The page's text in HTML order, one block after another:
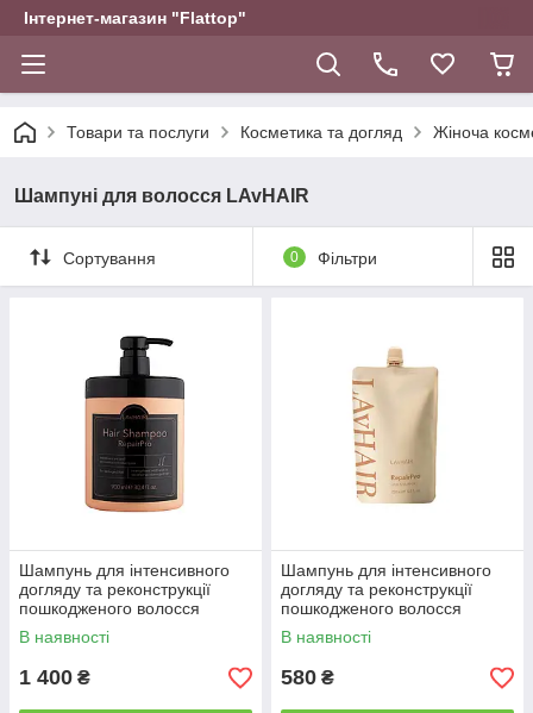
Інтернет-магазин "Flattop"
Товари та послуги Косметика та догляд Жіноча
Шампуні для волосся LAvHAIR
Сортування 0 Фільтри
Шампунь для інтенсивного
догляду та реконструкції
пошкодженого волосся
LAvHAIR RepairPro, 900 мл
(RepairProshampoo900)
В наявності
1 400 ₴
Шампунь для інтенсивного
догляду та реконструкції
пошкодженого волосся
LAvHAIR RepairPro, 250 мл
(RepairProshampoo250)
В наявності
580 ₴